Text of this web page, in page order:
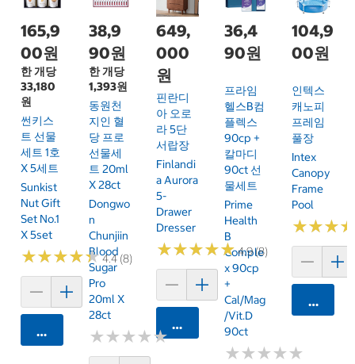
165,9
00원
한 개당
33,180
원
썬키스
트 선물
세트 1호
X 5세트
Sunkist
Nut Gift
Set No.1
X 5set
★★★★★
★★★★★4.4 (8)
카트에 담기
38,9
90원
한 개당
1,393원
동원천
지인 혈
당 프로
선물세
트 20ml
X 28ct
Dongwo
N
Chunjiin
Blood
Sugar
Pro
20ml X
28ct
★★★★★
★★★★★
649,
000
원
핀란디
아 오로
라 5단
서랍장
Finlandi
A Aurora
5-
Drawer
Dresser
★★★★★
★★★★★4.9 (8)
카트에 담기
36,4
90원
프라임
헬스B컴
플렉스
90cp +
칼마디
90ct 선
물세트
Prime
Health
B
Comple
X 90cp
+
Cal/Mag
/Vit.D
90ct
★★★★★
★★★★★
104,9
00원
인텍스
캐노피
프레임
풀장
Intex
Canopy
Frame
Pool
★★★
★★★
카트에